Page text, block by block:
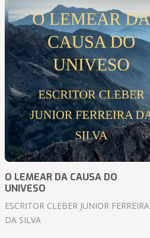
O LEMEAR DA CAUSA DO
UNIVESO
ESCRITOR CLEBER JUNIOR FERREIRA
DA SILVA